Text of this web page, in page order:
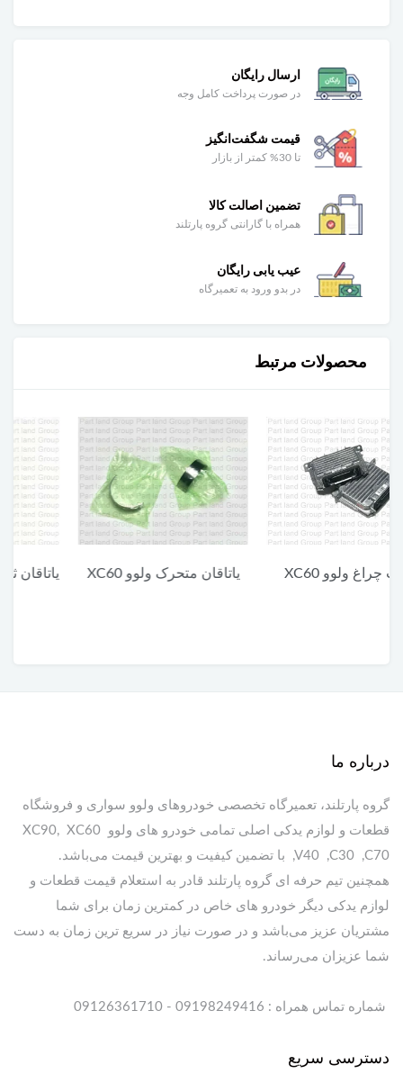
ارسال رایگان
در صورت پرداخت کامل وجه
قیمت شگفت‌انگیز
تا 30% کمتر از بازار
تضمین اصالت کالا
همراه با گارانتی گروه پارتلند
عیب یابی رایگان
در بدو ورود به تعمیرگاه
محصولات مرتبط
یاتاقان متحرک ولوو XC60 یاتاقان ثابت پایین ولوو XC60
درباره ما
گروه پارتلند، تعمیرگاه تخصصی خودروهای ولوو سواری و فروشگاه
قطعات و لوازم یدکی اصلی تمامی خودرو های ولوو XC90, XC60
,V40 ,C30 ,C70 با تضمین کیفیت و بهترین قیمت می‌باشد.
همچنین تیم حرفه ای گروه پارتلند قادر به استعلام قیمت قطعات و
لوازم یدکی دیگر خودرو های خاص در کمترین زمان برای شما
مشتریان عزیز می‌باشد و در صورت نیاز در سریع ترین زمان به دست
شما عزیزان می‌رساند.
شماره تماس همراه : 09198249416 - 09126361710
دسترسی سریع